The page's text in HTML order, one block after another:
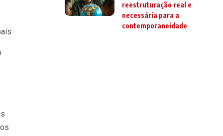
reestruturação real e
necessária para a
contemporaneidade